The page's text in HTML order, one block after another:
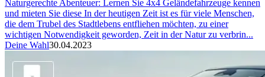
Naturgerechte Abenteuer: Lernen Sie 4x4 Geländefahrzeuge kennen
und mieten Sie diese In der heutigen Zeit ist es für viele Menschen,
die dem Trubel des Stadtlebens entfliehen möchten, zu einer
wichtigen Notwendigkeit geworden, Zeit in der Natur zu verbrin...
Deine Wahl30.04.2023